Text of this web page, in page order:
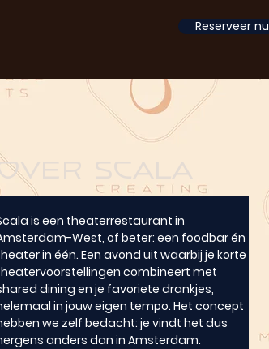
Reserveer nu
Over Scala
is een theaterrestaurant in
West, of beter: een foodbar én
in één. Een avond uit waarbij je korte
combineert met
dining en je favoriete drankjes,
in jouw eigen tempo. Het concept
we zelf bedacht: je vindt het dus
anders dan in Amsterdam.